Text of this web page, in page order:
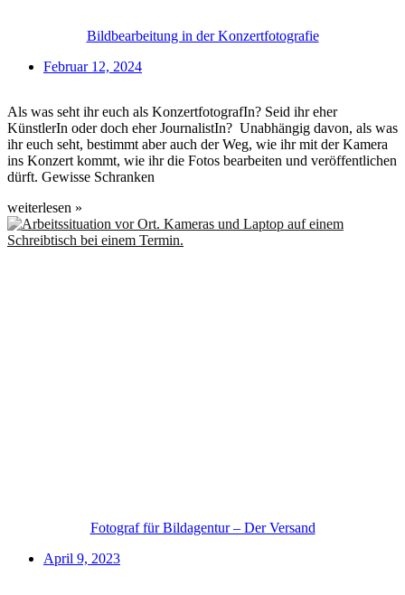
Bildbearbeitung in der Konzertfotografie
Februar 12, 2024
Als was seht ihr euch als KonzertfotografIn? Seid ihr eher
KünstlerIn oder doch eher JournalistIn? Unabhängig davon, als was
ihr euch seht, bestimmt aber auch der Weg, wie ihr mit der Kamera
ins Konzert kommt, wie ihr die Fotos bearbeiten und veröffentlichen
dürft. Gewisse Schranken
weiterlesen »
Fotograf für Bildagentur – Der Versand
April 9, 2023